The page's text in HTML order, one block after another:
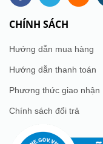
CHÍNH SÁCH
Hướng dẫn mua hàng
Hướng dẫn thanh toán
Phương thức giao nhận
Chính sách đổi trả